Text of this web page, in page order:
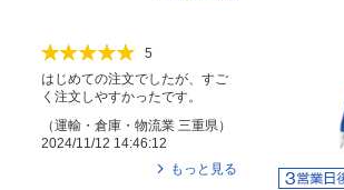
5
はじめての注文でしたが、すご
く注文しやすかったです。
（運輸・倉庫・物流業 三重県）
2024/11/12 14:46:12
もっと見る